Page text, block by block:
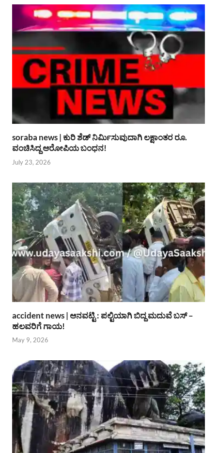
soraba news | ಕುರಿ ಶೆಡ್ ನಿರ್ಮಿಸುವುದಾಗಿ ಲಕ್ಷಾಂತರ ರೂ.
ವಂಚಿಸಿದ್ದ ಆರೋಪಿಯ ಬಂಧನ!
July 23, 2026
accident news | ಆನವಟ್ಟಿ : ಪಲ್ಟಿಯಾಗಿ ಬಿದ್ದ ಮದುವೆ ಬಸ್ –
ಹಲವರಿಗೆ ಗಾಯ!
May 9, 2026